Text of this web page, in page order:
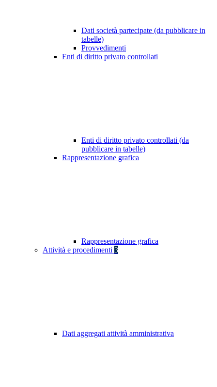
Dati società partecipate (da pubblicare in
tabelle)
Provvedimenti
Enti di diritto privato controllati
Enti di diritto privato controllati (da
pubblicare in tabelle)
Rappresentazione grafica
Rappresentazione grafica
Attività e procedimenti 3
Dati aggregati attività amministrativa